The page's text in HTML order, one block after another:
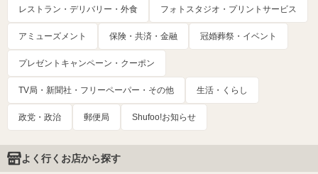
レストラン・デリバリー・外食 フォトスタジオ・プリントサービス
アミューズメント 保険・共済・金融 冠婚葬祭・イベント
プレゼントキャンペーン・クーポン
TV局・新聞社・フリーペーパー・その他 生活・くらし
政党・政治 郵便局 Shufoo!お知らせ
よく行くお店から探す